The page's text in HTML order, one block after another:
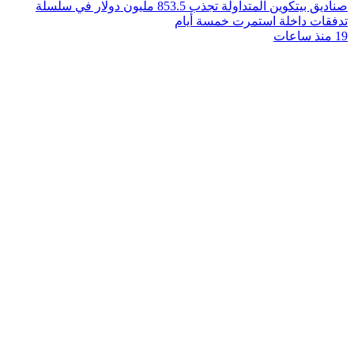
صناديق بيتكوين المتداولة تجذب 853.5 مليون دولار في سلسلة
تدفقات داخلة استمرت خمسة أيام
19 منذ ساعات